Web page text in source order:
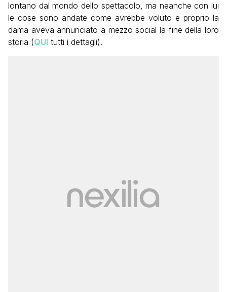
lontano dal mondo dello spettacolo, ma neanche con lui
le cose sono andate come avrebbe voluto e proprio la
dama aveva annunciato a mezzo social la fine della loro
storia (QUI tutti i dettagli).